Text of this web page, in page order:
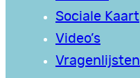
Sociale Kaart
Video’s
Vragenlijsten